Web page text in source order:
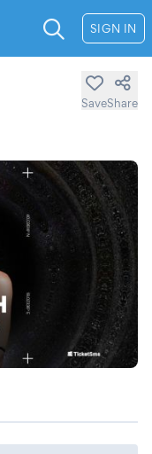
SIGN IN
SaveShare